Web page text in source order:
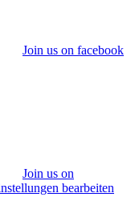
Join us on facebook
Join us on
bearbeiten